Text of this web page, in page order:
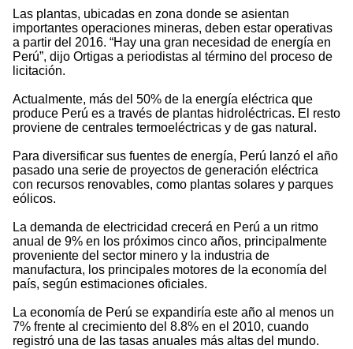
Las plantas, ubicadas en zona donde se asientan
importantes operaciones mineras, deben estar operativas
a partir del 2016. “Hay una gran necesidad de energía en
Perú”, dijo Ortigas a periodistas al término del proceso de
licitación.
Actualmente, más del 50% de la energía eléctrica que
produce Perú es a través de plantas hidroléctricas. El resto
proviene de centrales termoeléctricas y de gas natural.
Para diversificar sus fuentes de energía, Perú lanzó el año
pasado una serie de proyectos de generación eléctrica
con recursos renovables, como plantas solares y parques
eólicos.
La demanda de electricidad crecerá en Perú a un ritmo
anual de 9% en los próximos cinco años, principalmente
proveniente del sector minero y la industria de
manufactura, los principales motores de la economía del
país, según estimaciones oficiales.
La economía de Perú se expandiría este año al menos un
7% frente al crecimiento del 8.8% en el 2010, cuando
registró una de las tasas anuales más altas del mundo.